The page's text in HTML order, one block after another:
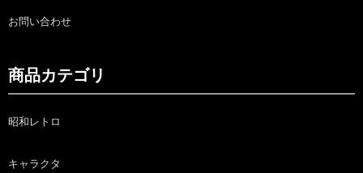
お問い合わせ
商品カテゴリ
昭和レトロ
キャラクタ